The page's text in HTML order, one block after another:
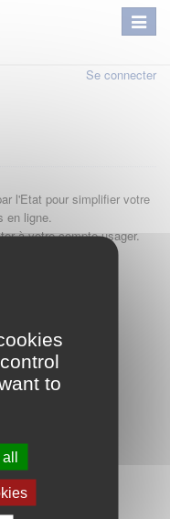
Se connecter
l'Etat pour simplifier votre
en ligne.
à votre compte usager.
?
crée mon compte
to